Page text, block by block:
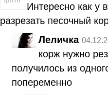
Интересно как у
разрезать песочный
Леличка
корж нужно
получилось из
попеременно